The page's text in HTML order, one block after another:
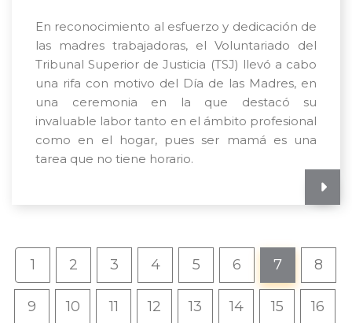
En reconocimiento al esfuerzo y dedicación de
las madres trabajadoras, el Voluntariado del
Tribunal Superior de Justicia (TSJ) llevó a cabo
una rifa con motivo del Día de las Madres, en
una ceremonia en la que destacó su
invaluable labor tanto en el ámbito profesional
como en el hogar, pues ser mamá es una
tarea que no tiene horario.
1 2 3 4 5 6 7 8
9 10 11 12 13 14 15 16